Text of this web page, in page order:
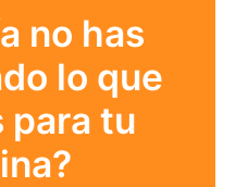
no has
lo que
para tu